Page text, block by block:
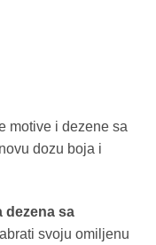
motive i dezenе sa
dozu boja i
dezena sa
svoju omiljenu